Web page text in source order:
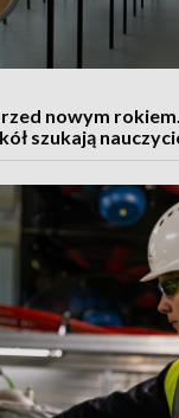
nowym
szukają